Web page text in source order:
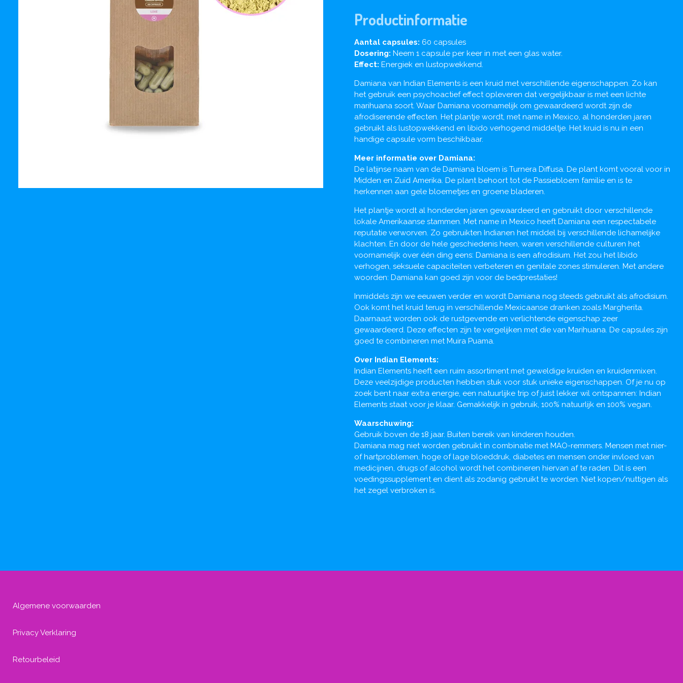
Productinformatie
Aantal capsules: 60 capsules
Dosering: Neem 1 capsule per keer in met een glas water.
Effect: Energiek en lustopwekkend.
Damiana van Indian Elements is een kruid met verschillende eigenschappen. Zo kan
het gebruik een psychoactief effect opleveren dat vergelijkbaar is met een lichte
marihuana soort. Waar Damiana voornamelijk om gewaardeerd wordt zijn de
afrodiserende effecten. Het plantje wordt, met name in Mexico, al honderden jaren
gebruikt als lustopwekkend en libido verhogend middeltje. Het kruid is nu in een
handige capsule vorm beschikbaar.
Meer informatie over Damiana:
De latijnse naam van de Damiana bloem is Turnera Diffusa. De plant komt vooral voor in
Midden en Zuid Amerika. De plant behoort tot de Passiebloem familie en is te
herkennen aan gele bloemetjes en groene bladeren.
Het plantje wordt al honderden jaren gewaardeerd en gebruikt door verschillende
lokale Amerikaanse stammen. Met name in Mexico heeft Damiana een respectabele
reputatie verworven. Zo gebruikten Indianen het middel bij verschillende lichamelijke
klachten. En door de hele geschiedenis heen, waren verschillende culturen het
voornamelijk over één ding eens: Damiana is een afrodisium. Het zou het libido
verhogen, seksuele capaciteiten verbeteren en genitale zones stimuleren. Met andere
woorden: Damiana kan goed zijn voor de bedprestaties!
Inmiddels zijn we eeuwen verder en wordt Damiana nog steeds gebruikt als afrodisium.
Ook komt het kruid terug in verschillende Mexicaanse dranken zoals Margherita.
Daarnaast worden ook de rustgevende en verlichtende eigenschap zeer
gewaardeerd. Deze effecten zijn te vergelijken met die van Marihuana. De capsules zijn
goed te combineren met Muira Puama.
Over Indian Elements:
Indian Elements heeft een ruim assortiment met geweldige kruiden en kruidenmixen.
Deze veelzijdige producten hebben stuk voor stuk unieke eigenschappen. Of je nu op
zoek bent naar extra energie, een natuurlijke trip of juist lekker wil ontspannen: Indian
Elements staat voor je klaar. Gemakkelijk in gebruik, 100% natuurlijk en 100% vegan.
Waarschuwing:
Gebruik boven de 18 jaar. Buiten bereik van kinderen houden.
Damiana mag niet worden gebruikt in combinatie met MAO-remmers. Mensen met nier-
of hartproblemen, hoge of lage bloeddruk, diabetes en mensen onder invloed van
medicijnen, drugs of alcohol wordt het combineren hiervan af te raden. Dit is een
voedingssupplement en dient als zodanig gebruikt te worden. Niet kopen/nuttigen als
het zegel verbroken is.
Algemene voorwaarden
Privacy Verklaring
Retourbeleid